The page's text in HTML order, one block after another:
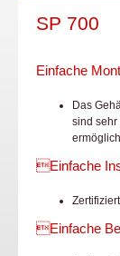
SP 700
Einfache
Das
sind sehr
Einfache
Einfache